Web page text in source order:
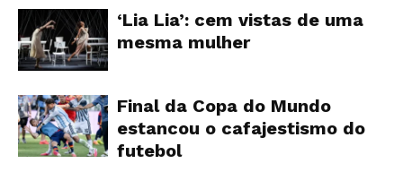
‘Lia Lia’: cem vistas de uma
mesma mulher
Final da Copa do Mundo
estancou o cafajestismo do
futebol